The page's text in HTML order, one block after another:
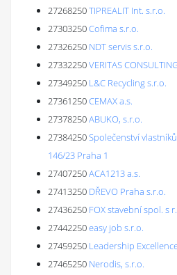
27268250TIPREALIT Int. s.r.o.
27303250Cofima s.r.o.
27326250 NDT servis s.r.o.
27332250VERITAS
27349250 L&C Recycling s.r.o.
27361250CEMAX a.s.
27378250ABUKO, s.r.o.
27384250Společenství
146/23 Praha 1
27407250ACA1213 a.s.
27413250 DŘEVO Praha s.r.o.
27436250 FOX stavební spol. s
27442250easy job s.r.o.
27459250 Leadership
27465250 Nerodis, s.r.o.